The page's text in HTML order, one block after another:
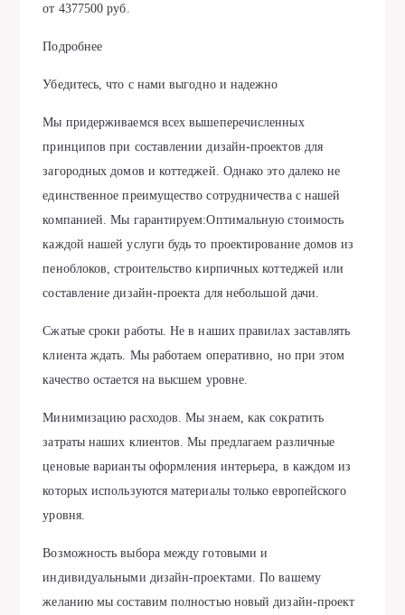
от 4377500 руб.
Подробнее
Убедитесь, что с нами выгодно и надежно
Мы придерживаемся всех вышеперечисленных
принципов при составлении дизайн-проектов для
загородных домов и коттеджей. Однако это далеко не
единственное преимущество сотрудничества с нашей
компанией. Мы гарантируем:Оптимальную стоимость
каждой нашей услуги будь то проектирование домов из
пеноблоков, строительство кирпичных коттеджей или
составление дизайн-проекта для небольшой дачи.
Сжатые сроки работы. Не в наших правилах заставлять
клиента ждать. Мы работаем оперативно, но при этом
качество остается на высшем уровне.
Минимизацию расходов. Мы знаем, как сократить
затраты наших клиентов. Мы предлагаем различные
ценовые варианты оформления интерьера, в каждом из
которых используются материалы только европейского
уровня.
Возможность выбора между готовыми и
индивидуальными дизайн-проектами. По вашему
желанию мы составим полностью новый дизайн-проект